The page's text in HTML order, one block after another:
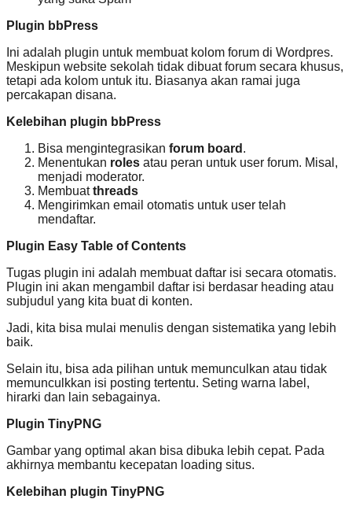
Plugin bbPress
Ini adalah plugin untuk membuat kolom forum di Wordpres.
Meskipun website sekolah tidak dibuat forum secara khusus,
tetapi ada kolom untuk itu. Biasanya akan ramai juga
percakapan disana.
Kelebihan plugin bbPress
Bisa mengintegrasikan forum board .
Menentukan roles atau peran untuk user forum. Misal,
menjadi moderator.
Membuatthreads
Mengirimkan email otomatis untuk user telah
mendaftar.
Plugin Easy Table of Contents
Tugas plugin ini adalah membuat daftar isi secara otomatis.
Plugin ini akan mengambil daftar isi berdasar heading atau
subjudul yang kita buat di konten.
Jadi, kita bisa mulai menulis dengan sistematika yang lebih
baik.
Selain itu, bisa ada pilihan untuk memunculkan atau tidak
memunculkkan isi posting tertentu. Seting warna label,
hirarki dan lain sebagainya.
Plugin TinyPNG
Gambar yang optimal akan bisa dibuka lebih cepat. Pada
akhirnya membantu kecepatan loading situs.
Kelebihan plugin TinyPNG